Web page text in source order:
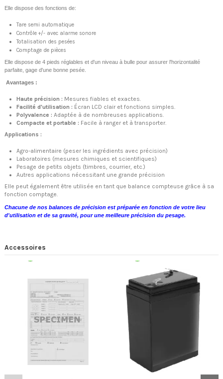
Elle dispose des fonctions de:
Tare semi automatique
Contrôle +/- avec alarme sonore
Totalisation des pesées
Comptage de pièces
Elle dispose de 4 pieds réglables et d'un niveau à bulle pour assurer l'horizontalité
parfaite, gage d'une bonne pesée.
Avantages :
Haute précision : Mesures fiables et exactes.
Facilité d'utilisation : Écran LCD clair et fonctions simples.
Polyvalence : Adaptée à de nombreuses applications.
Compacte et portable : Facile à ranger et à transporter.
Applications :
Agro-alimentaire (peser les ingrédients avec précision)
Laboratoires (mesures chimiques et scientifiques)
Pesage de petits objets (timbres, courrier, etc.)
Autres applications nécessitant une grande précision
Elle peut également être utilisée en tant que balance compteuse grâce à sa
fonction comptage.
Chacune de nos balances de précision est préparée en fonction de votre lieu
d'utilisation et de sa gravité, pour une meilleure précision du pesage.
Accessoires
Expédition 48/72h Expédition 48/72h